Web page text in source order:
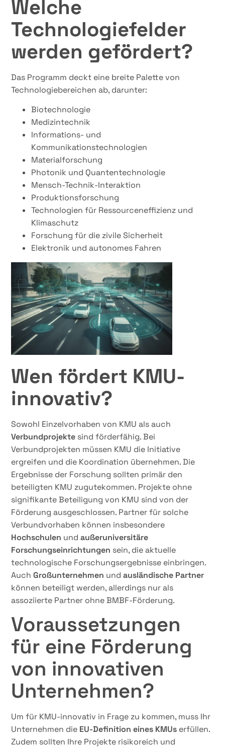
Welche
Technologiefelder
werden gefördert?
Das Programm deckt eine breite Palette von
Technologiebereichen ab, darunter:
Biotechnologie
Medizintechnik
Informations- und
Kommunikationstechnologien
Materialforschung
Photonik und Quantentechnologie
Mensch-Technik-Interaktion
Produktionsforschung
Technologien für Ressourceneffizienz und
Klimaschutz
Forschung für die zivile Sicherheit
Elektronik und autonomes Fahren
Wen fördert KMU-
innovativ?
Sowohl Einzelvorhaben von KMU als auch
Verbundprojekte sind förderfähig. Bei
Verbundprojekten müssen KMU die Initiative
ergreifen und die Koordination übernehmen. Die
Ergebnisse der Forschung sollten primär den
beteiligten KMU zugutekommen. Projekte ohne
signifikante Beteiligung von KMU sind von der
Förderung ausgeschlossen. Partner für solche
Verbundvorhaben können insbesondere
Hochschulen undaußeruniversitäre
Forschungseinrichtungen sein, die aktuelle
technologische Forschungsergebnisse einbringen.
AuchGroßunternehmen undausländische Partner
können beteiligt werden, allerdings nur als
assoziierte Partner ohne BMBF-Förderung.
Voraussetzungen
für eine Förderung
von innovativen
Unternehmen?
Um für KMU-innovativ in Frage zu kommen, muss Ihr
Unternehmen die EU-Definition eines KMUs erfüllen.
Zudem sollten Ihre Projekte risikoreich und